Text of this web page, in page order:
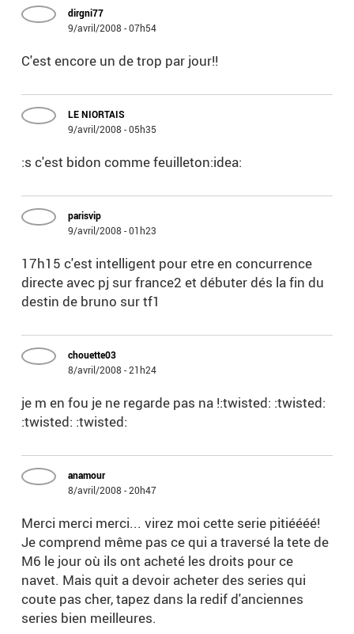
dirgni77
9/avril/2008 - 07h54
C'est encore un de trop par jour!!
LE NIORTAIS
9/avril/2008 - 05h35
:s c'est bidon comme feuilleton:idea:
parisvip
9/avril/2008 - 01h23
17h15 c'est intelligent pour etre en concurrence
directe avec pj sur france2 et débuter dés la fin du
destin de bruno sur tf1
chouette03
8/avril/2008 - 21h24
je m en fou je ne regarde pas na !:twisted: :twisted:
:twisted: :twisted:
anamour
8/avril/2008 - 20h47
Merci merci merci... virez moi cette serie pitiéééé!
Je comprend même pas ce qui a traversé la tete de
M6 le jour où ils ont acheté les droits pour ce
navet. Mais quit a devoir acheter des series qui
coute pas cher, tapez dans la redif d'anciennes
series bien meilleures.